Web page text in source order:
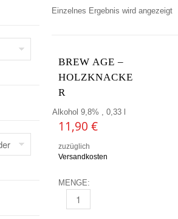
Einzelnes Ergebnis wird angezeigt
BREW AGE –
HOLZKNACKE
R
Alkohol 9,8% , 0,33 l
11,90 €
zuzüglich
Versandkosten
MENGE:
BREW AGE - HOLZKNACKER